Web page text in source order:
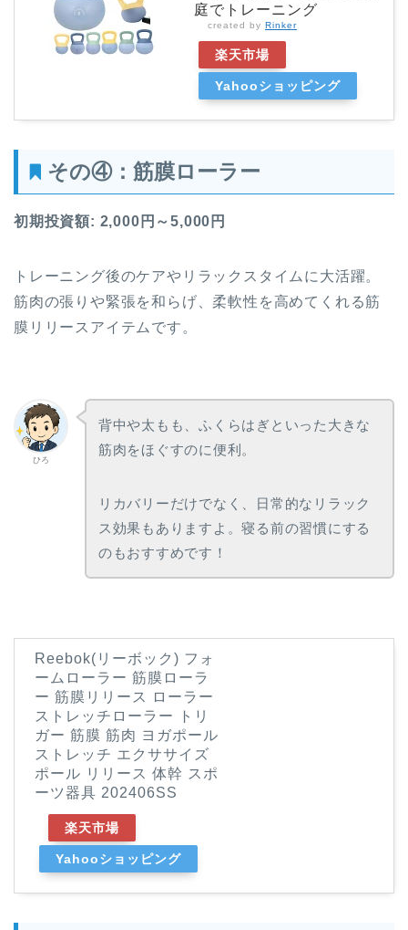
庭でトレーニング
created by Rinker
楽天市場
Yahooショッピング
その④：筋膜ローラー
初期投資額: 2,000円～5,000円
トレーニング後のケアやリラックスタイムに大活躍。
筋肉の張りや緊張を和らげ、柔軟性を高めてくれる筋
膜リリースアイテムです。
ひろ
背中や太もも、ふくらはぎといった大きな
筋肉をほぐすのに便利。
リカバリーだけでなく、日常的なリラック
ス効果もありますよ。寝る前の習慣にする
のもおすすめです！
Reebok(リーボック) フォ
ームローラー 筋膜ローラ
ー 筋膜リリース ローラー
ストレッチローラー トリ
ガー 筋膜 筋肉 ヨガポール
ストレッチ エクササイズ
ポール リリース 体幹 スポ
ーツ器具 202406SS
楽天市場
Yahooショッピング